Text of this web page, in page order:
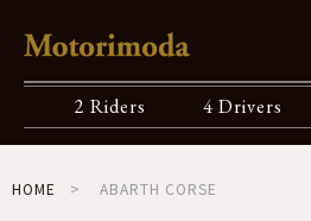
2 Riders 4 Drivers
HOME ABARTH CORSE